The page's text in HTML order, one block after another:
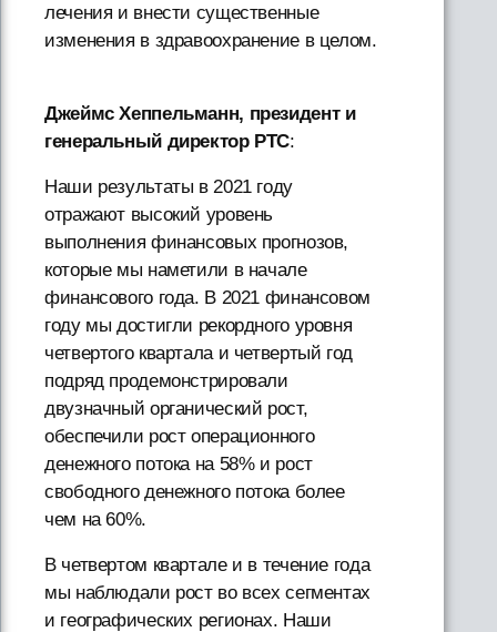
лечения и внести существенные
изменения в здравоохранение в целом.
Джеймс Хеппельманн, президент и
генеральный директор PTC:
Наши результаты в 2021 году
отражают высокий уровень
выполнения финансовых прогнозов,
которые мы наметили в начале
финансового года. В 2021 финансовом
году мы достигли рекордного уровня
четвертого квартала и четвертый год
подряд продемонстрировали
двузначный органический рост,
обеспечили рост операционного
денежного потока на 58% и рост
свободного денежного потока более
чем на 60%.
В четвертом квартале и в течение года
мы наблюдали рост во всех сегментах
и географических регионах. Наши